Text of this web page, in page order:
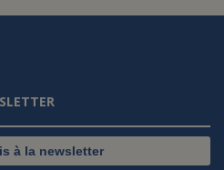
à la newsletter